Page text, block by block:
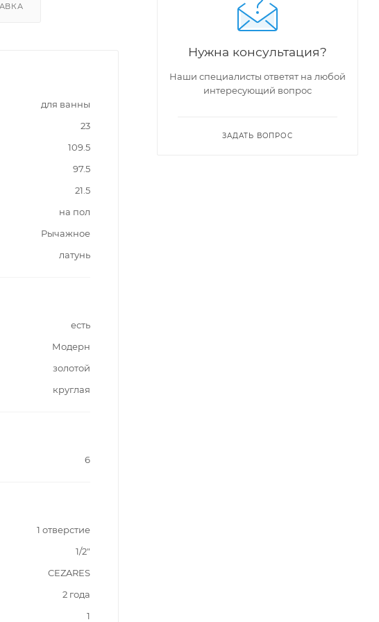
для ванны
23
109.5
97.5
21.5
на пол
Рычажное
латунь
есть
Модерн
золотой
круглая
6
1 отверстие
1/2"
CEZARES
2 года
1
Нужна консультация?
Наши специалисты ответят на любой
интересующий вопрос
ЗАДАТЬ ВОПРОС